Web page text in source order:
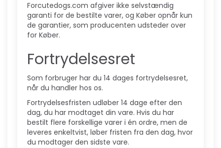
Forcutedogs.com afgiver ikke selvstændig
garanti for de bestilte varer, og Køber opnår kun
de garantier, som producenten udsteder over
for Køber.
Fortrydelsesret
Som forbruger har du 14 dages fortrydelsesret,
når du handler hos os.
Fortrydelsesfristen udløber 14 dage efter den
dag, du har modtaget din vare. Hvis du har
bestilt flere forskellige varer i én ordre, men de
leveres enkeltvist, løber fristen fra den dag, hvor
du modtager den sidste vare.